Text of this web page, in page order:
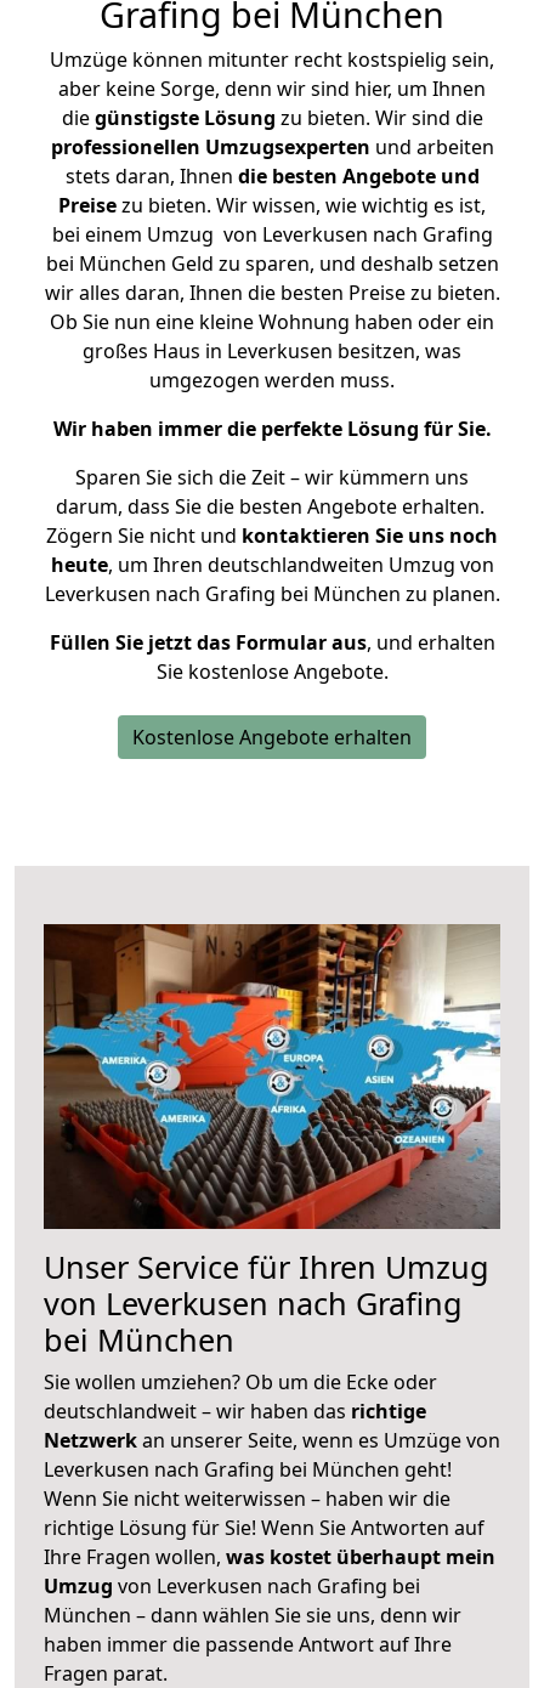
Grafing bei München
Umzüge können mitunter recht kostspielig sein,
aber keine Sorge, denn wir sind hier, um Ihnen
diegünstigste Lösung zu bieten. Wir sind die
professionellen Umzugsexperten und arbeiten
stets daran, Ihnen die besten Angebote und
Preisezu bieten. Wir wissen, wie wichtig es ist,
bei einem Umzug von Leverkusen nach Grafing
bei München Geld zu sparen, und deshalb setzen
wir alles daran, Ihnen die besten Preise zu bieten.
Ob Sie nun eine kleine Wohnung haben oder ein
großes Haus in Leverkusen besitzen, was
umgezogen werden muss.
Wir haben immer die perfekte Lösung für Sie.
Sparen Sie sich die Zeit – wir kümmern uns
darum, dass Sie die besten Angebote erhalten.
Zögern Sie nicht und kontaktieren Sie uns noch
heute, um Ihren deutschlandweiten Umzug von
Leverkusen nach Grafing bei München zu planen.
Füllen Sie jetzt das Formular aus, und erhalten
Sie kostenlose Angebote.
Kostenlose Angebote erhalten
Unser Service für Ihren Umzug
von Leverkusen nach Grafing
bei München
Sie wollen umziehen? Ob um die Ecke oder
deutschlandweit – wir haben das richtige
Netzwerkan unserer Seite, wenn es Umzüge von
Leverkusen nach Grafing bei München geht!
Wenn Sie nicht weiterwissen – haben wir die
richtige Lösung für Sie! Wenn Sie Antworten auf
Ihre Fragen wollen, was kostet überhaupt mein
Umzug von Leverkusen nach Grafing bei
München – dann wählen Sie sie uns, denn wir
haben immer die passende Antwort auf Ihre
Fragen parat.